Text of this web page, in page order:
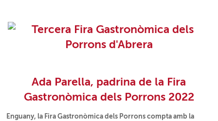
Ada Parella, padrina de la Fira
Gastronòmica dels Porrons 2022
Enguany, la Fira Gastronòmica dels Porrons compta amb la